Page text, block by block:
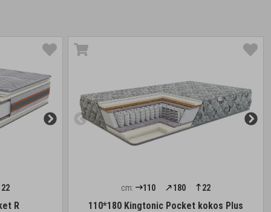
22
R
cm: 110 180 22
110*180 Kingtonic Pocket kokos Plus